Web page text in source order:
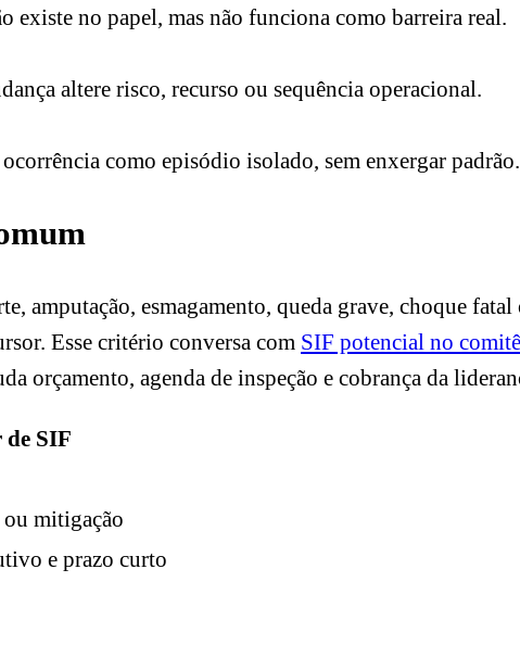
existe no papel, mas não funciona como barreira real.
altere risco, recurso ou sequência operacional.
como episódio isolado, sem enxergar padrão.
amputação, esmagamento, queda grave, choque
Esse critério conversa com SIF potencial no
orçamento, agenda de inspeção e cobrança da
de SIF
mitigação
e prazo curto